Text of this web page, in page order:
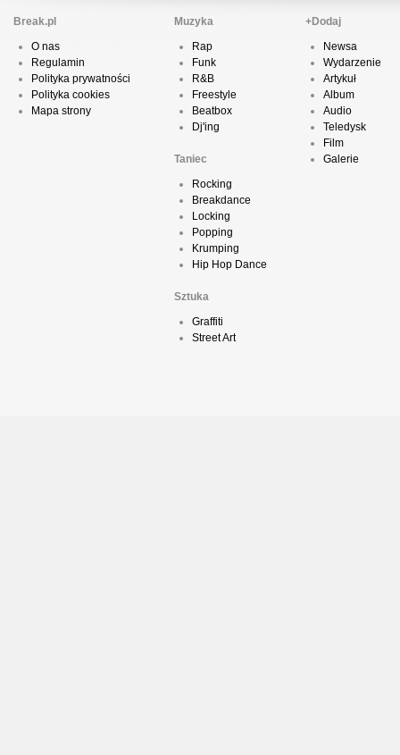
Break.pl
O nas
Regulamin
Polityka prywatności
Polityka cookies
Mapa strony
Muzyka
Rap
Funk
R&B
Freestyle
Beatbox
Dj'ing
Taniec
Rocking
Breakdance
Locking
Popping
Krumping
Hip Hop Dance
Sztuka
Graffiti
Street Art
+Dodaj
Newsa
Wydarzenie
Artykuł
Album
Audio
Teledysk
Film
Galerie